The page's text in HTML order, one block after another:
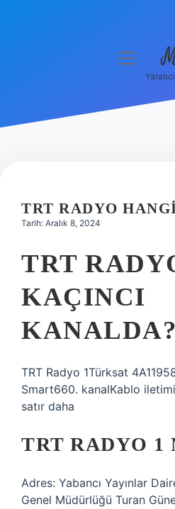
Hakkımızda
menüyü
TRT RADYO
Tarih: Aralık 8, 2024
TRT
KAÇINCI
KANALDA?
TRT Radyo 1Türksat
Smart660. kanalKablo
satır daha
TRT RADYO 1
Adres: Yabancı Yayınlar
Genel Müdürlüğü Turan